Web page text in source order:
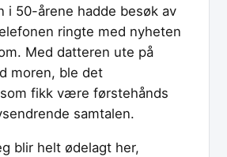
i 50-årene hadde besøk av
ringte med nyheten
Med datteren ute på
moren, ble det
fikk være førstehånds
samtalen.
blir helt ødelagt her,